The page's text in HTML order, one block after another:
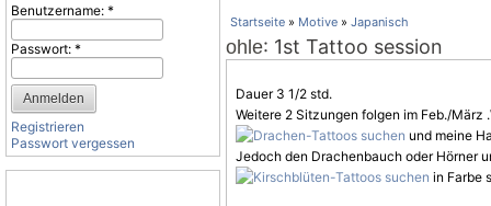
Benutzername: *
Passwort: *
Registrieren
Passwort vergessen
Startseite » Motive » Japanisch
ohle: 1st Tattoo session
Dauer 3 1/2 std.
Weitere 2 Sitzungen folgen im Feb./
und meine
Jedoch den Drachenbauch oder Hörner
in Farbe